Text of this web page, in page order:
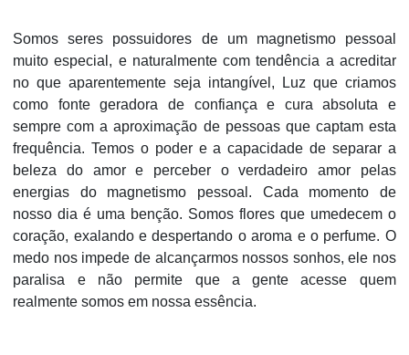
Somos seres possuidores de um magnetismo pessoal
muito especial, e naturalmente com tendência a acreditar
no que aparentemente seja intangível, Luz que criamos
como fonte geradora de confiança e cura absoluta e
sempre com a aproximação de pessoas que captam esta
frequência. Temos o poder e a capacidade de separar a
beleza do amor e perceber o verdadeiro amor pelas
energias do magnetismo pessoal. Cada momento de
nosso dia é uma benção. Somos flores que umedecem o
coração, exalando e despertando o aroma e o perfume. O
medo nos impede de alcançarmos nossos sonhos, ele nos
paralisa e não permite que a gente acesse quem
realmente somos em nossa essência.